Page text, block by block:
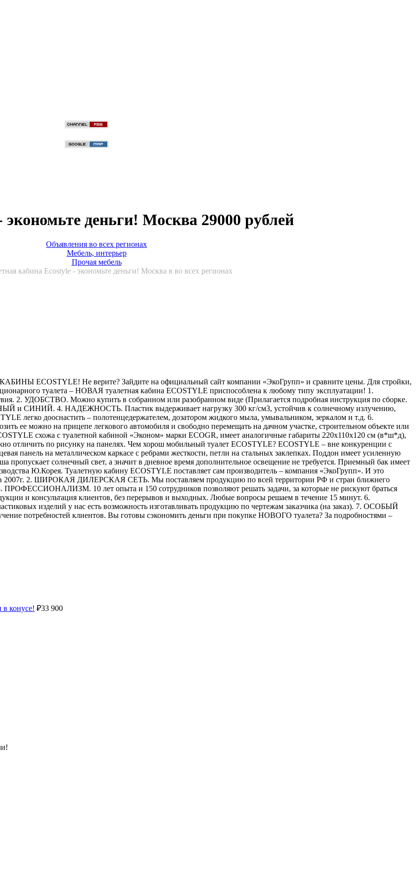
деньги! Москва 29000 рублей
Объявления во всех регионах
Мебель, интерьер
Прочая мебель
кабина Ecostyle - экономьте деньги! Москва в во всех регионах
Не верите? Зайдите на официальный сайт компании «ЭкоГрупп» и сравните цены. Для стройки,
туалета – НОВАЯ туалетная кабина ECOSTYLE приспособлена к любому типу эксплуатации! 1.
2. УДОБСТВО. Можно купить в собранном или разобранном виде (Прилагается подробная инструкция по сборке.
и СИНИЙ. 4. НАДЕЖНОСТЬ. Пластик выдерживает нагрузку 300 кг/см3, устойчив к солнечному излучению,
легко дооснастить – полотенцедержателем, дозатором жидкого мыла, умывальником, зеркалом и т.д. 6.
ее можно на прицепе легкового автомобиля и свободно перемещать на дачном участке, строительном объекте или
схожа с туалетной кабиной «Эконом» марки ECOGR, имеет аналогичные габариты 220х110х120 см (в*ш*д),
отличить по рисунку на панелях. Чем хорош мобильный туалет ECOSTYLE? ECOSTYLE – вне конкуренции с
панель на металлическом каркасе с ребрами жесткости, петли на стальных заклепках. Поддон имеет усиленную
солнечный свет, а значит в дневное время дополнительное освещение не требуется. Приемный бак имеет
Ю.Корея. Туалетную кабину ECOSTYLE поставляет сам производитель – компания «ЭкоГрупп». И это
2. ШИРОКАЯ ДИЛЕРСКАЯ СЕТЬ. Мы поставляем продукцию по всей территории РФ и стран ближнего
10 лет опыта и 150 сотрудников позволяют решать задачи, за которые не рискуют браться
и консультация клиентов, без перерывов и выходных. Любые вопросы решаем в течение 15 минут. 6.
изделий у нас есть возможность изготавливать продукцию по чертежам заказчика (на заказ). 7. ОСОБЫЙ
потребностей клиентов. Вы готовы сэкономить деньги при покупке НОВОГО туалета? За подробностями –
конусе! ₽33 900